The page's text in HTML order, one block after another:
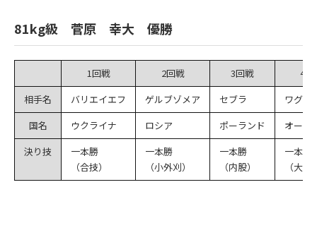
81kg級 菅原 幸大 優勝
1回戦 2回戦 3回戦
4回
相手名
バリエイエフ ゲルブゾメア セブラ
ワグナ
国名
ウクライナ ロシア ポーランド
オース
決り技
一本勝
（合技）
一本勝
（小外刈）
一本勝
（内股）
一本勝
（大外